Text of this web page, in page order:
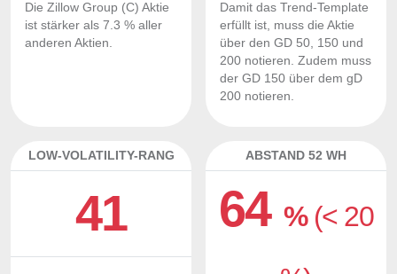
Die Zillow Group (C) Aktie
ist stärker als 7.3 % aller
anderen Aktien.
Damit das Trend-Template
erfüllt ist, muss die Aktie
über den GD 50, 150 und
200 notieren. Zudem muss
der GD 150 über dem gD
200 notieren.
LOW-VOLATILITY-RANG
41
ABSTAND 52 WH
64% (< 20